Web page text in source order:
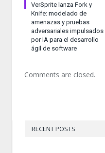
VerSprite lanza Fork y
Knife: modelado de
amenazas y pruebas
adversariales impulsados
por IA para el desarrollo
ágil de software
Comments are closed.
RECENT POSTS